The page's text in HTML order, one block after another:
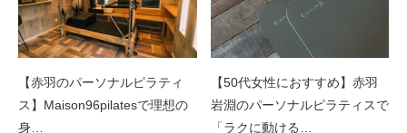
【赤羽のパーソナルピラティ
ス】Maison96pilatesで理想の
身…
【50代女性におすすめ】赤羽
岩淵のパーソナルピラティスで
「ラクに動ける…